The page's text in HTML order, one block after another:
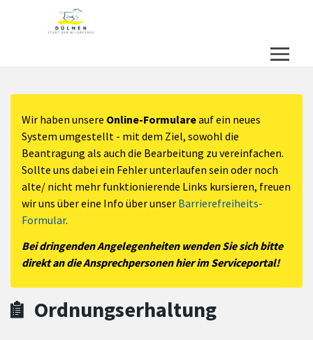
Zum Header
Zum Hauptinhalt
Zum Footer
Zum Hauptinhalt springen
Wir haben unsere Online-Formulareauf ein neues
System umgestellt - mit dem Ziel, sowohl die
Beantragung als auch die Bearbeitung zu vereinfachen.
Sollte uns dabei ein Fehler unterlaufen sein oder noch
alte/ nicht mehr funktionierende Links kursieren, freuen
wir uns über eine Info über unser Barrierefreiheits-
Formular.
Bei dringenden Angelegenheiten wenden Sie sich bitte
direkt an die Ansprechpersonen hier im Serviceportal!
Ordnungserhaltung